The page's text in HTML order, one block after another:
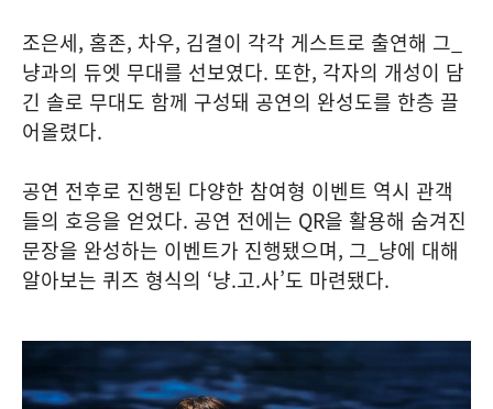
조은세, 홈존, 차우, 김결이 각각 게스트로 출연해 그_
냥과의 듀엣 무대를 선보였다. 또한, 각자의 개성이 담
긴 솔로 무대도 함께 구성돼 공연의 완성도를 한층 끌
어올렸다.
공연 전후로 진행된 다양한 참여형 이벤트 역시 관객
들의 호응을 얻었다. 공연 전에는 QR을 활용해 숨겨진
문장을 완성하는 이벤트가 진행됐으며, 그_냥에 대해
알아보는 퀴즈 형식의 ‘냥.고.사’도 마련됐다.